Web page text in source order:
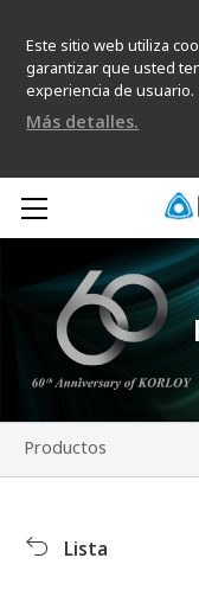
Este sitio web utiliza
garantizar que usted
experiencia de usuario.
Más detalles.
Productos
Productos
Lista